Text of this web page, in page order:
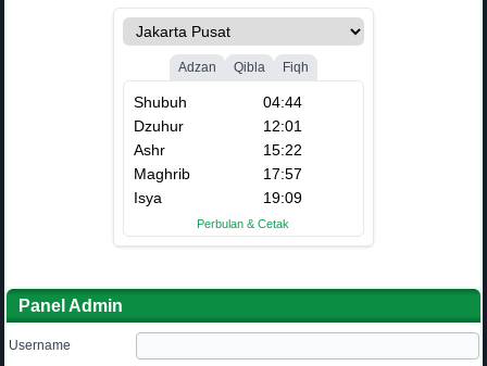
Panel Admin
Username